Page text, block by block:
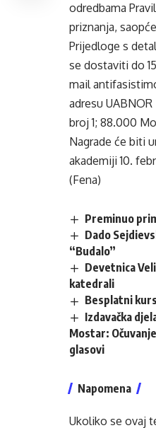
odredbama
priznanja,
Prijedloge s
se dostaviti do
mail
adresu
broj 1; 88.000
Nagrade će biti
akademiji 10.
(Fena)
Preminuo
Dado
“Budalo”
Devetnica
katedrali
Besplatni
Izdavačka
Mostar:
glasovi
Napomena
Ukoliko se ovaj